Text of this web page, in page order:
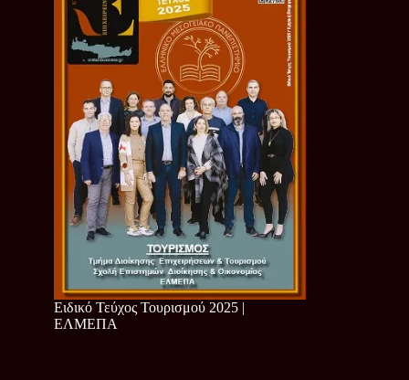
Ειδικό Τεύχος Τουρισμού 2025 |
ΕΛΜΕΠΑ